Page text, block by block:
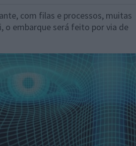
com filas e processos, muitas
o embarque será feito por via de